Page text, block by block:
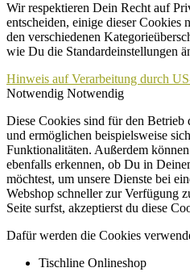
Wir respektieren Dein Recht auf
entscheiden, einige dieser Cookies
den verschiedenen
wie Du die Standardeinstellungen
Hinweis auf Verarbeitung durch
Notwendig Notwendig
Diese Cookies sind für den Betrieb
und ermöglichen beispielsweise
Funktionalitäten. Außerdem
ebenfalls erkennen, ob Du in
möchtest, um unsere Dienste bei
Webshop schneller zur Verfügung
Seite surfst, akzeptierst du diese
Dafür werden die Cookies
Tischline Onlineshop